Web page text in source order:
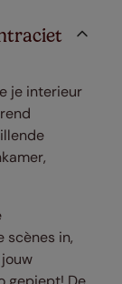
je interieur
scènes in,